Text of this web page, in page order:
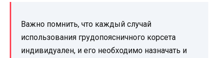
Важно помнить, что каждый случай
использования грудопоясничного корсета
индивидуален, и его необходимо назначать и